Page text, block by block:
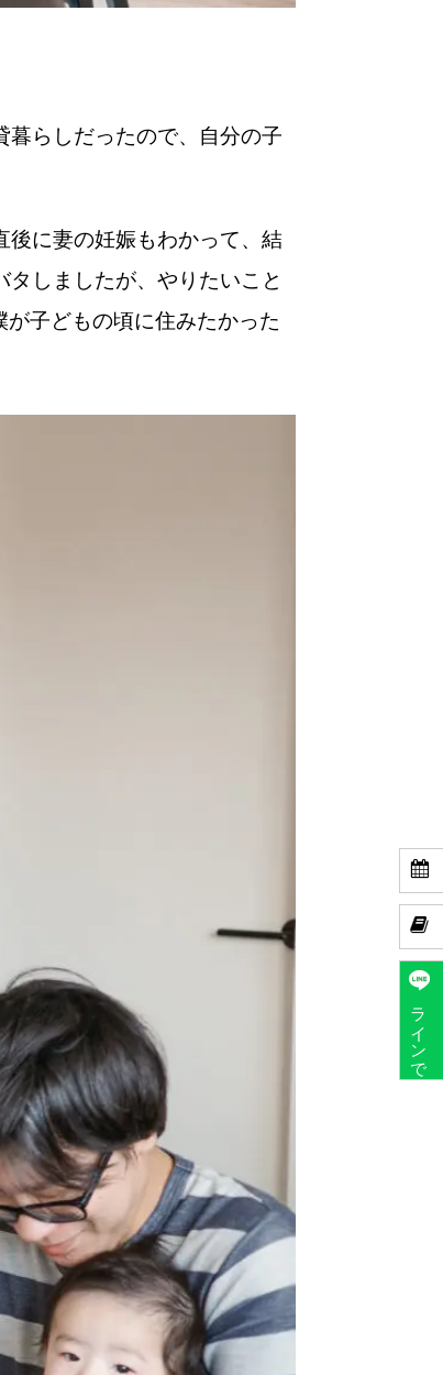


ラインで予約
暮らしだったので、自分の子
後に妻の妊娠もわかって、結
しましたが、やりたいこと
子どもの頃に住みたかった